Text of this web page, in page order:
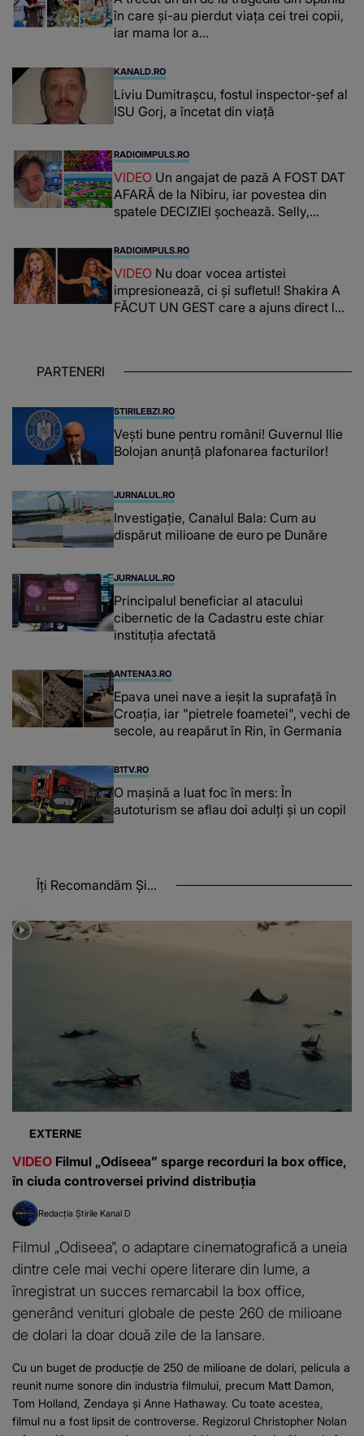
în care și-au pierdut viața cei trei copii,
iar mama lor a…
KANALD.RO
Liviu Dumitrașcu, fostul inspector-șef al
ISU Gorj, a încetat din viață
RADIOIMPULS.RO
VIDEO Un angajat de pază A FOST DAT
AFARĂ de la Nibiru, iar povestea din
spatele DECIZIEI șochează. Selly,
CREDEA CĂ VA VEDEA AȘA CEVA: "Fix
în fața unui..."
RADIOIMPULS.RO
VIDEO Nu doar vocea artistei
impresionează, ci și sufletul! Shakira A
FĂCUT UN GEST care a ajuns direct la
așteptând oportunitatea
PARTENERI
STIRILEBZI.RO
Vești bune pentru români! Guvernul Ilie
Bolojan anunță plafonarea facturilor!
JURNALUL.RO
Investigație, Canalul Bala: Cum au
dispărut milioane de euro pe Dunăre
JURNALUL.RO
Principalul beneficiar al atacului
cibernetic de la Cadastru este chiar
instituţia afectată
ANTENA3.RO
Epava unei nave a ieșit la suprafață în
Croația, iar "pietrele foametei", vechi de
secole, au reapărut în Rin, în Germania
B1TV.RO
O maşină a luat foc în mers: În
autoturism se aflau doi adulți și un copil
Îți Recomandăm Și...
EXTERNE
VIDEO Filmul „Odiseea” sparge recorduri la box office,
în ciuda controversei privind distribuția
Redacția Știrile Kanal D
Filmul „Odiseea”, o adaptare cinematografică a uneia
dintre cele mai vechi opere literare din lume, a
înregistrat un succes remarcabil la box office,
generând venituri globale de peste 260 de milioane
de dolari la doar două zile de la lansare.
Cu un buget de producție de 250 de milioane de dolari, pelicula a
reunit nume sonore din industria filmului, precum Matt Damon,
Tom Holland, Zendaya și Anne Hathaway. Cu toate acestea,
filmul nu a fost lipsit de controverse. Regizorul Christopher Nolan